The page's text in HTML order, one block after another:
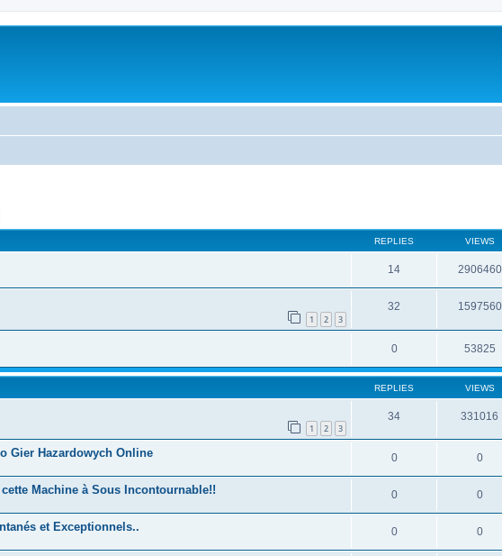
REPLIES VIEWS
14 2906460
1 2 3
32 1597560
0 53825
REPLIES VIEWS
1 2 3
34 331016
Gier Hazardowych Online 0 0
Machine à Sous Incontournable!! 0 0
et Exceptionnels.. 0 0